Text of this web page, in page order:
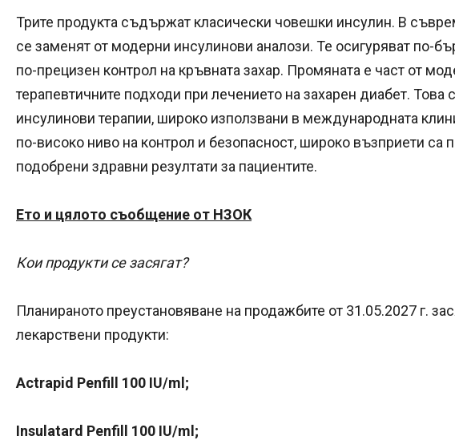
Трите продукта съдържат класически човешки инсулин. В
се заменят от модерни инсулинови аналози. Те осигуряват по-
по-прецизен контрол на кръвната захар. Промяната е част от
терапевтичните подходи при лечението на захарен диабет. Това
инсулинови терапии, широко използвани в международната
по-високо ниво на контрол и безопасност, широко възприети са
подобрени здравни резултати за пациентите.
Ето и цялото съобщение от НЗОК
Кои продукти се засягат?
Планираното преустановяване на продажбите от 31.05.2027 г.
лекарствени продукти:
Actrapid Penfill 100 IU/ml;
Insulatard Penfill 100 IU/ml;